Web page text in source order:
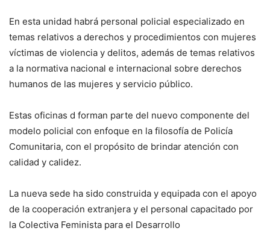
En esta unidad habrá personal policial especializado en
temas relativos a derechos y procedimientos con mujeres
víctimas de violencia y delitos, además de temas relativos
a la normativa nacional e internacional sobre derechos
humanos de las mujeres y servicio público.
Estas oficinas d forman parte del nuevo componente del
modelo policial con enfoque en la filosofía de Policía
Comunitaria, con el propósito de brindar atención con
calidad y calidez.
La nueva sede ha sido construida y equipada con el apoyo
de la cooperación extranjera y el personal capacitado por
la Colectiva Feminista para el Desarrollo